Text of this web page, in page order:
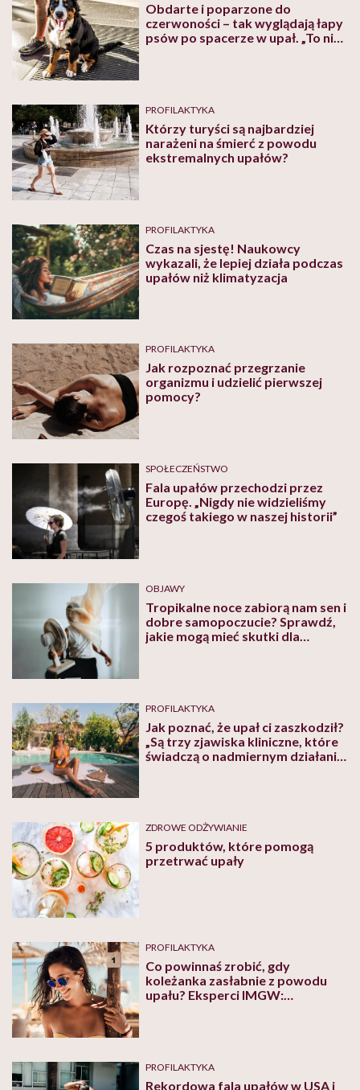
Obdarte i poparzone do
czerwoności – tak wyglądają łapy
psów po spacerze w upał. „To nie
PROFILAKTYKA
Którzy turyści są najbardziej
narażeni na śmierć z powodu
ekstremalnych upałów?
PROFILAKTYKA
Czas na sjestę! Naukowcy
wykazali, że lepiej działa podczas
upałów niż klimatyzacja
PROFILAKTYKA
Jak rozpoznać przegrzanie
organizmu i udzielić pierwszej
pomocy?
SPOŁECZEŃSTWO
Fala upałów przechodzi przez
Europę. „Nigdy nie widzieliśmy
czegoś takiego w naszej historii”
OBJAWY
Tropikalne noce zabiorą nam sen i
dobre samopoczucie? Sprawdź,
jakie mogą mieć skutki dla
PROFILAKTYKA
Jak poznać, że upał ci zaszkodził?
„Są trzy zjawiska kliniczne, które
świadczą o nadmiernym działaniu
ZDROWE ODŻYWIANIE
5 produktów, które pomogą
przetrwać upały
PROFILAKTYKA
Co powinnaś zrobić, gdy
koleżanka zasłabnie z powodu
upału? Eksperci IMGW:
PROFILAKTYKA
Rekordowa fala upałów w USA i